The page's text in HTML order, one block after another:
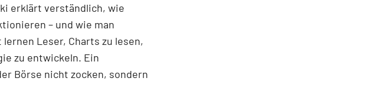
erklärt verständlich, wie
– und wie man
Leser, Charts zu lesen,
zu entwickeln. Ein
Börse nicht zocken, sondern